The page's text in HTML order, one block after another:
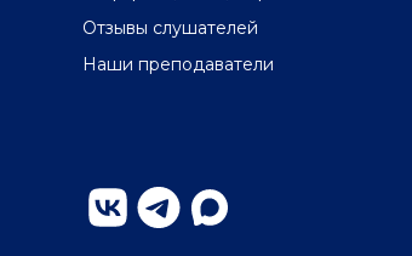
Отзывы слушателей
Наши преподаватели